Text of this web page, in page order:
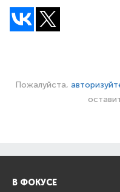
Пожалуйста,
В ФОКУСЕ